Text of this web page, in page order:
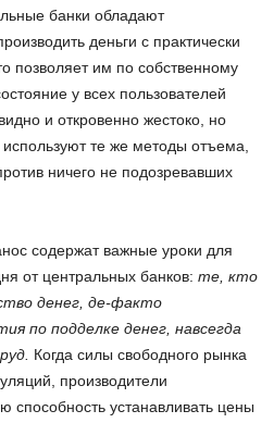
банки обладают
деньги с практически
позволяет им по собственному
у всех пользователей
и откровенно жестоко, но
те же методы отъема,
ничего не подозревавших
содержат важные уроки для
от центральных банков: те, кто
денег, де-факто
по подделке денег, навсегда
Когда силы свободного рынка
производители
способность устанавливать цены